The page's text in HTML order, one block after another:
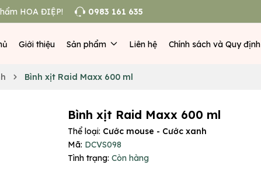
HOA ĐIỆP! 0983 161 635
Giới thiệu Sản phẩm Liên hệ Chính sách và Quy định
Bình xịt Raid Maxx 600 ml
Bình xịt Raid Maxx 600 ml
Thể loại: Cước mouse - Cước xanh
Mã: DCVS098
Tình trạng: Còn hàng